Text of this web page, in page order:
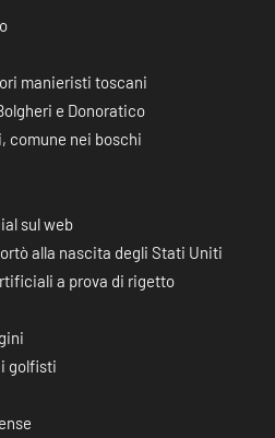
manieristi toscani
e Donoratico
comune nei boschi
sul web
alla nascita degli Stati Uniti
a prova di rigetto
golfisti